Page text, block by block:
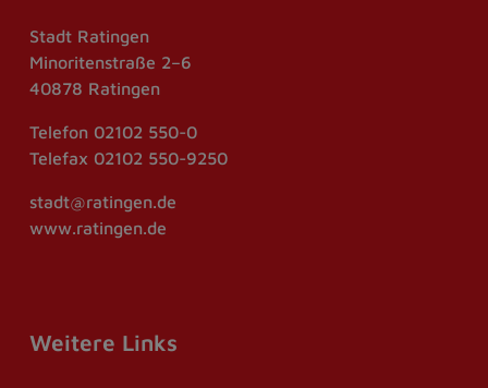
Stadt Ratingen
Minoritenstraße 2–6
40878 Ratingen
Telefon 02102 550-0
Telefax 02102 550-9250
stadt@ratingen.de
www.ratingen.de
Weitere Links